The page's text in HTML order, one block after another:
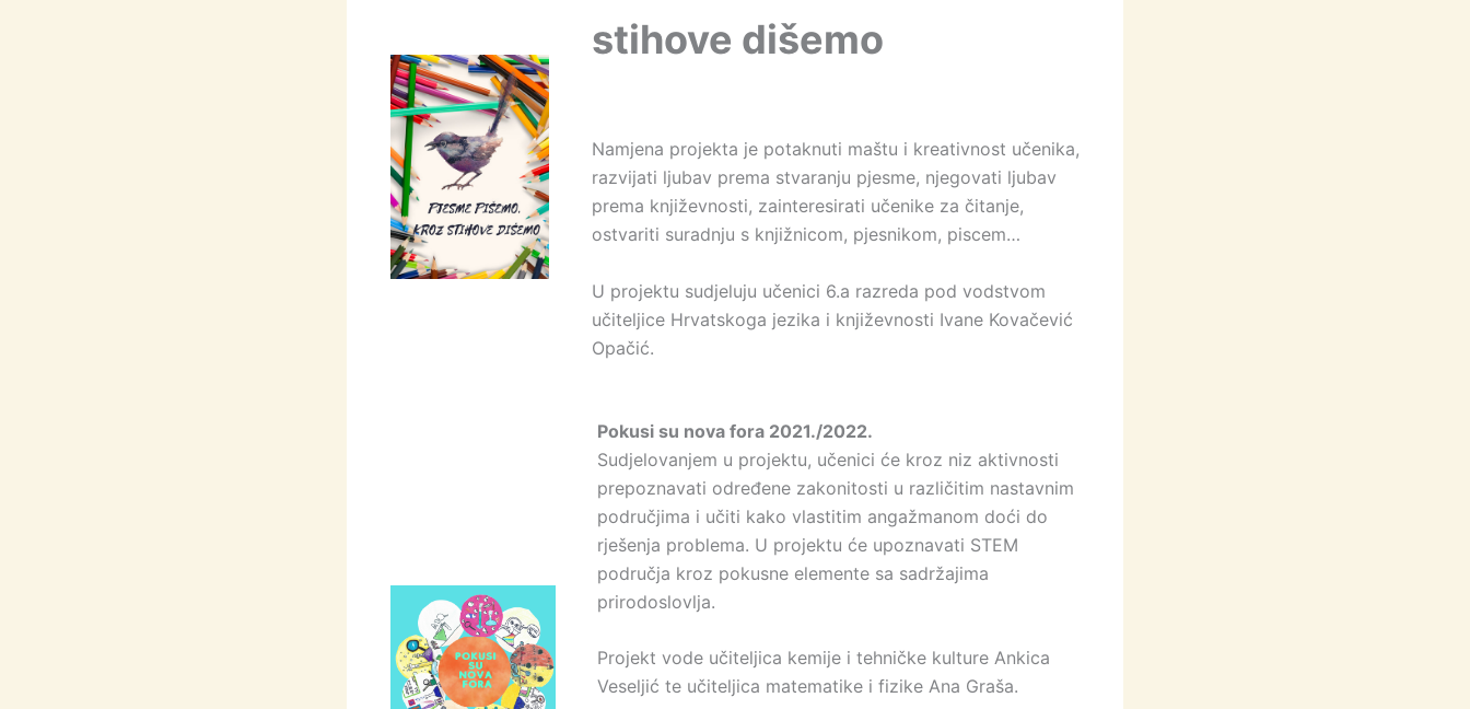
stihove dišemo
Namjena projekta je potaknuti maštu i kreativnost učenika,
razvijati ljubav prema stvaranju pjesme, njegovati ljubav
prema književnosti, zainteresirati učenike za čitanje,
ostvariti suradnju s knjižnicom, pjesnikom, piscem…
U projektu sudjeluju učenici 6.a razreda pod vodstvom
učiteljice Hrvatskoga jezika i književnosti Ivane Kovačević
Opačić.
Pokusi su nova fora 2021./2022.
Sudjelovanjem u projektu, učenici će kroz niz aktivnosti
prepoznavati određene zakonitosti u različitim nastavnim
područjima i učiti kako vlastitim angažmanom doći do
rješenja problema. U projektu će upoznavati STEM
područja kroz pokusne elemente sa sadržajima
prirodoslovlja.
Projekt vode učiteljica kemije i tehničke kulture Ankica
Veseljić te učiteljica matematike i fizike Ana Graša.